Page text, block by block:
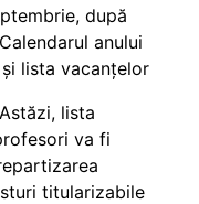
după
anului
lista vacanțelor
lista
va fi
titularizabile